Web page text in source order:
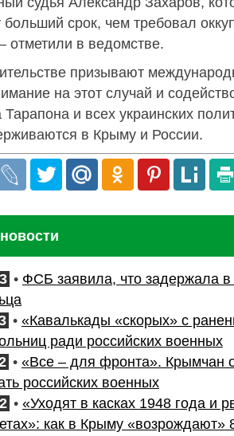
больший срок, чем требовал
отметили в ведомстве.
призывают
на этот случай и
и всех украинских
в Крыму и России.
• ФСБ заявила, что задержала в
• «Кавалькады «скорых» с
ради российских военных
• «Все – для фронта». Крымчан
российских военных
• «Уходят в касках 1948 года и
как в Крыму